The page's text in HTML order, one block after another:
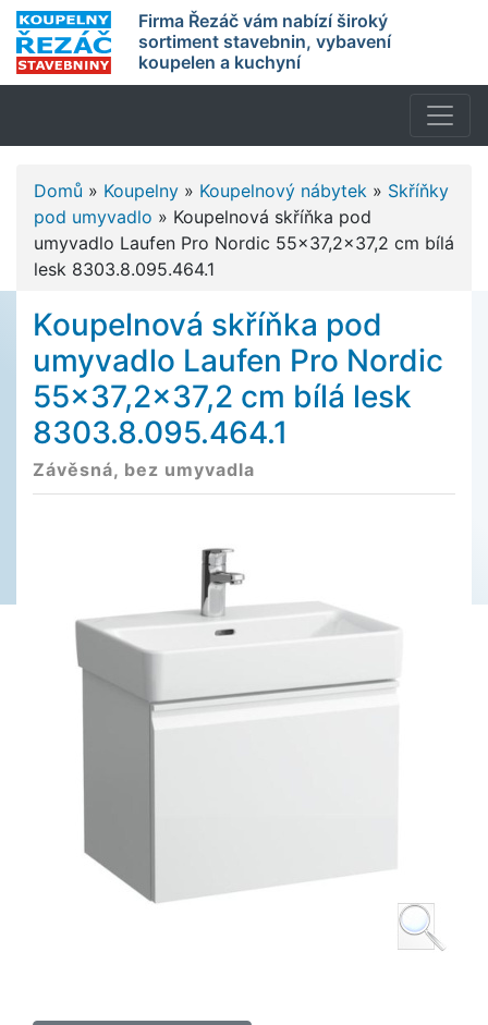
Firma Řezáč vám nabízí široký
sortiment stavebnin, vybavení
koupelen a kuchyní
Domů » Koupelny » Koupelnový nábytek » Skříňky
pod umyvadlo » Koupelnová skříňka pod
umyvadlo Laufen Pro Nordic 55x37,2x37,2 cm bílá
lesk 8303.8.095.464.1
Koupelnová skříňka pod
umyvadlo Laufen Pro Nordic
55x37,2x37,2 cm bílá lesk
8303.8.095.464.1
Závěsná, bez umyvadla